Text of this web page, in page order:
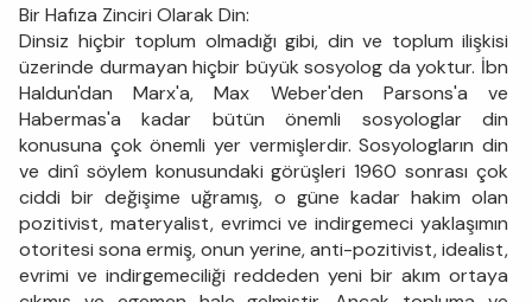
Bir Hafıza Zinciri Olarak Din:
Dinsiz hiçbir toplum olmadığı gibi, din ve toplum ilişkisi
üzerinde durmayan hiçbir büyük sosyolog da yoktur. İbn
Haldun'dan Marx'a, Max Weber'den Parsons'a ve
Habermas'a kadar bütün önemli sosyologlar din
konusuna çok önemli yer vermişlerdir. Sosyologların din
ve dinî söylem konusundaki görüşleri 1960 sonrası çok
ciddi bir değişime uğramış, o güne kadar hakim olan
pozitivist, materyalist, evrimci ve indirgemeci yaklaşımın
otoritesi sona ermiş, onun yerine, anti-pozitivist, idealist,
evrimi ve indirgemeciliği reddeden yeni bir akım ortaya